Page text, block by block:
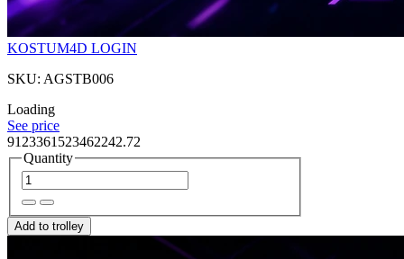
KOSTUM4D LOGIN
SKU: AGSTB006
Loading
See price
9123361523462242.72
Quantity
Add to trolley